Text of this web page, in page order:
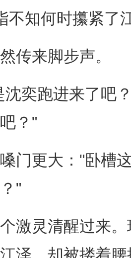
不知何时攥紧了
来脚步声。
跑进来了吧？
？"
更大："卧槽这
"
灵清醒过来。